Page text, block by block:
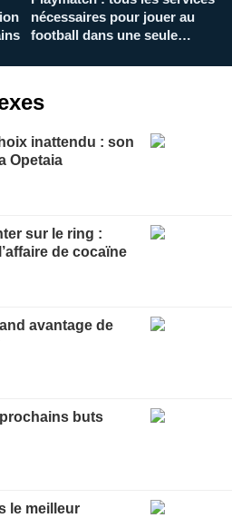
nécessaires pour jouer au
football dans une seule
inattendu : son
Opetaia
sur le ring :
de cocaïne
avantage de
buts
le meilleur